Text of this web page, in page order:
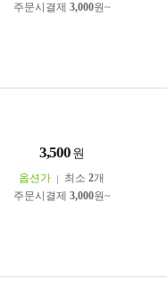
주문시결제 3,000원~
3,500 원
옵션가 최소 2개
주문시결제 3,000원~